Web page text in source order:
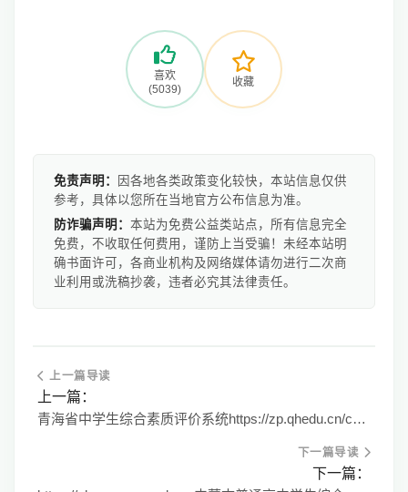
喜欢
(5039)
收藏
免责声明：
因各地各类政策变化较快，本站信息仅供
参考，具体以您所在当地官方公布信息为准。
防诈骗声明： 本站为免费公益类站点，所有信息完全
免费，不收取任何费用，谨防上当受骗！未经本站明
确书面许可，各商业机构及网络媒体请勿进行二次商
业利用或洗稿抄袭，违者必究其法律责任。
上一篇导读
上一篇：
青海省中学生综合素质评价系统https://zp.qhedu.cn/cas/login
下一篇导读
下一篇：